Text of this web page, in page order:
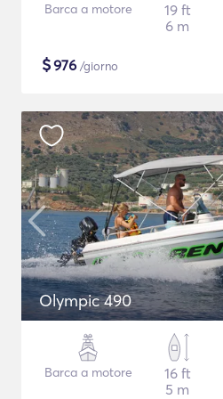
Barca a motore
19 ft
6 m
$976 /giorno
Olympic 490
Barca a motore
16 ft
5 m